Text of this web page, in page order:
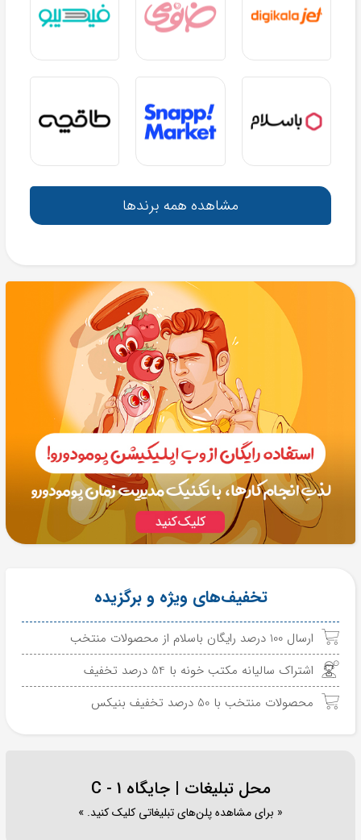
مشاهده همه برندها
تخفیف‌های ویژه و برگزیده
ارسال 100 درصد رایگان باسلام از محصولات منتخب
اشتراک سالیانه مکتب خونه با 54 درصد تخفیف
محصولات منتخب با 50 درصد تخفیف بنیکس
محل تبلیغات | جایگاه C - 1
« برای مشاهده پلن‌های تبلیغاتی کلیک کنید. »